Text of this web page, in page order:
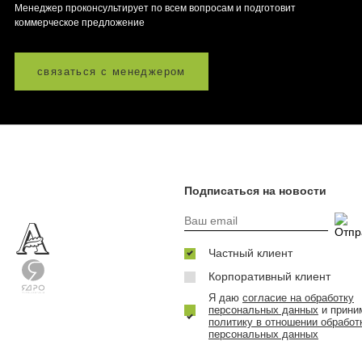
Менеджер проконсультирует по всем вопросам и подготовит
коммерческое предложение
связаться с менеджером
Подписаться на новости
Частный клиент
Корпоративный клиент
Я даю согласие на обработку
персональных данных и
политику в отношении
персональных данных